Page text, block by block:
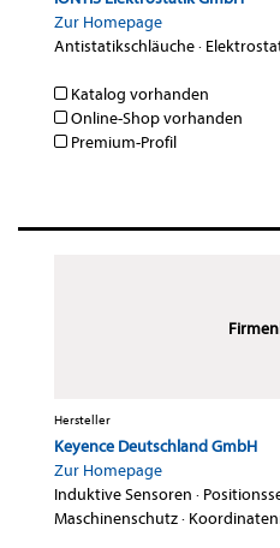
Zur Homepage
Antistatikschläuche·
Katalog vorhanden
Online-Shop vorhanden
Premium-Profil
Hersteller
Keyence Deutschland GmbH
Zur Homepage
Induktive Sensoren ·
Maschinenschutz·